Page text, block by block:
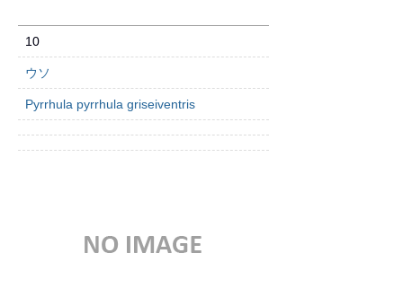
10
ウソ
Pyrrhula pyrrhula griseiventris